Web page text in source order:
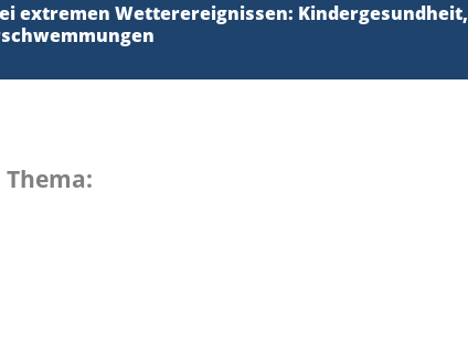
extremen Wetterereignissen: Kindergesundheit,